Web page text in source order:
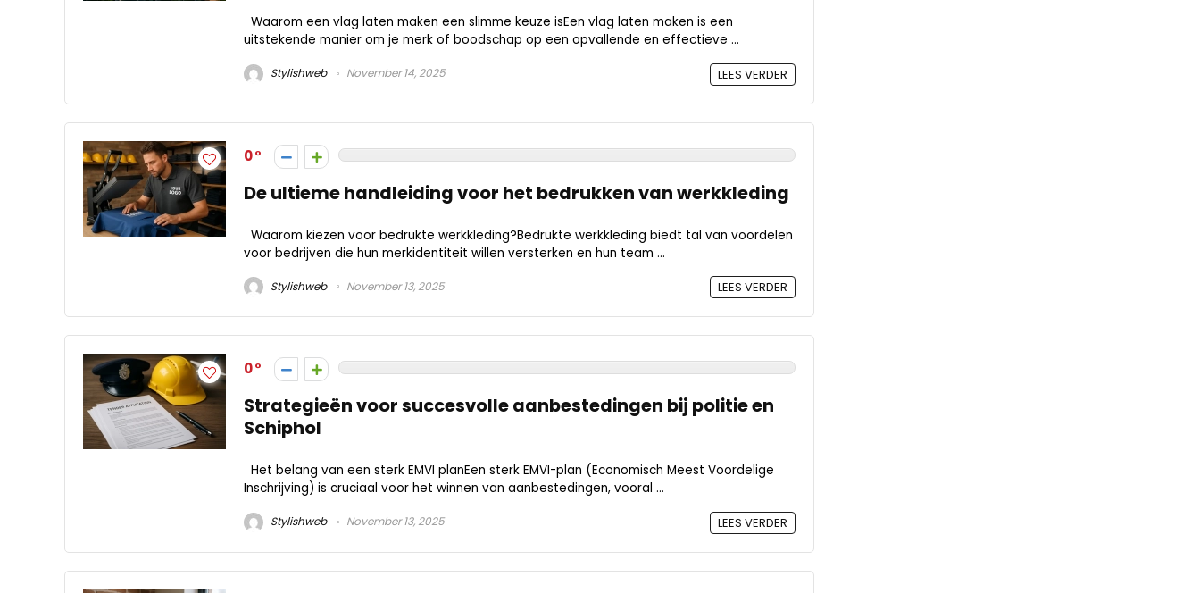
Waarom een vlag laten maken een slimme keuze isEen vlag laten maken is een
uitstekende manier om je merk of boodschap op een opvallende en effectieve ...
Stylishweb November 14, 2025 LEES VERDER
0
De ultieme handleiding voor het bedrukken van werkkleding
Waarom kiezen voor bedrukte werkkleding?Bedrukte werkkleding biedt tal van voordelen
voor bedrijven die hun merkidentiteit willen versterken en hun team ...
Stylishweb November 13, 2025 LEES VERDER
0
Strategieën voor succesvolle aanbestedingen bij politie en
Schiphol
Het belang van een sterk EMVI planEen sterk EMVI-plan (Economisch Meest Voordelige
Inschrijving) is cruciaal voor het winnen van aanbestedingen, vooral ...
Stylishweb November 13, 2025 LEES VERDER